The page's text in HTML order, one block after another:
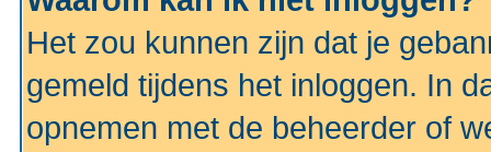
Het zou kunnen zijn dat je
gemeld tijdens het inloggen. In
opnemen met de beheerder of